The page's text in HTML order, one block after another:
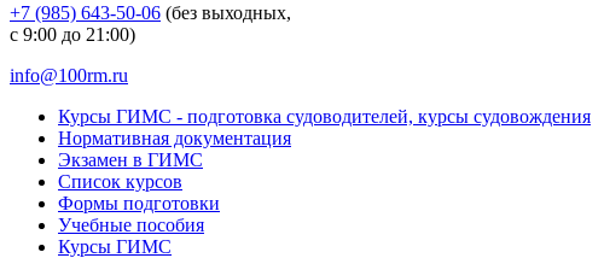
+7 (985) 643-50-06 (без выходных,
с 9:00 до 21:00)
info@100rm.ru
Курсы ГИМС - подготовка судоводителей, курсы судовождения
Нормативная документация
Экзамен в ГИМС
Список курсов
Формы подготовки
Учебные пособия
Курсы ГИМС